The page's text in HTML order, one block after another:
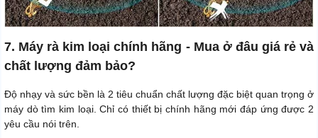
7. Máy rà kim loại chính hãng - Mua ở đâu giá rẻ và
chất lượng đảm bảo?
Độ nhạy và sức bền là 2 tiêu chuẩn chất lượng đặc biệt quan trọng ở
máy dò tìm kim loại. Chỉ có thiết bị chính hãng mới đáp ứng được 2
yêu cầu nói trên.